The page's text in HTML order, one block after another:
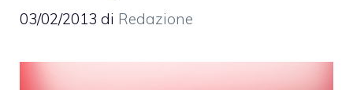
03/02/2013 di Redazione